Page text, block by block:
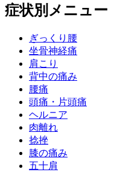
症状別メニュー
ぎっくり腰
坐骨神経痛
肩こり
背中の痛み
腰痛
頭痛・片頭痛
ヘルニア
肉離れ
捻挫
膝の痛み
五十肩